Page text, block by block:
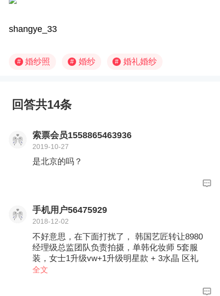
shangye_33
# 婚纱照 # 婚纱 # 婚礼婚纱
回答共14条
索票会员1558865463936
2019-10-27
是北京的吗？
手机用户56475929
2018-12-02
不好意思，在下面打扰了， 韩国艺匠转让8980
经理级总监团队负责拍摄，单韩化妆师 5套服
装，女士1升级vw+1升级明星款 + 3水晶 区礼
服， 80张精修，至少300张，底片全送，多拍多
木8件套 40寸，36寸，24寸放大相框各一 摆台12
全文